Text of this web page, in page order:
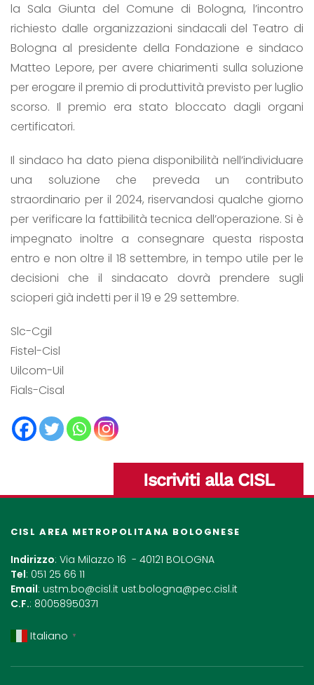
la Sala Giunta del Comune di Bologna, l’incontro
richiesto dalle organizzazioni sindacali del Teatro di
Bologna al presidente della Fondazione e sindaco
Matteo Lepore, per avere chiarimenti sulla soluzione
per erogare il premio di produttività previsto per luglio
scorso. Il premio era stato bloccato dagli organi
certificatori.
Il sindaco ha dato piena disponibilità nell’individuare
una soluzione che preveda un contributo
straordinario per il 2024, riservandosi qualche giorno
per verificare la fattibilità tecnica dell’operazione. Si è
impegnato inoltre a consegnare questa risposta
entro e non oltre il 18 settembre, in tempo utile per le
decisioni che il sindacato dovrà prendere sugli
scioperi già indetti per il 19 e 29 settembre.
Slc-Cgil
Fistel-Cisl
Uilcom-Uil
Fials-Cisal
Iscriviti alla CISL
CISL AREA METROPOLITANA BOLOGNESE
Indirizzo: Via Milazzo 16 - 40121 BOLOGNA
Tel: 051 25 66 11
Email: ustm.bo@cisl.it ust.bologna@pec.cisl.it
C.F.: 80058950371
Italiano ▼